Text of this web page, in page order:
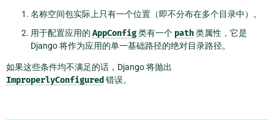
名称空间包实际上只有一个位置（即不分布在多个目录中）。
用于配置应用的 AppConfig类有一个 path类属性，它是
Django 将作为应用的单一基础路径的绝对目录路径。
如果这些条件均不满足的话，Django 将抛出
ImproperlyConfigured 错误。